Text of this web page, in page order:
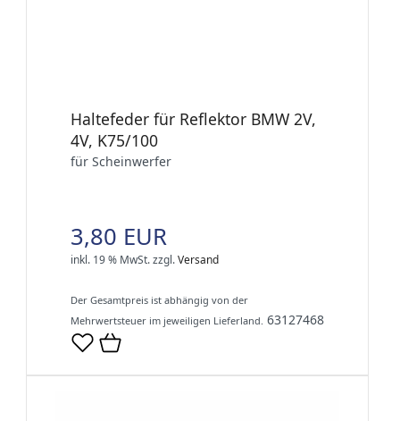
Haltefeder für Reflektor BMW 2V,
4V, K75/100
für Scheinwerfer
3,80 EUR
inkl. 19 % MwSt.zzgl.Versand
Der Gesamtpreis ist abhängig von der
Mehrwertsteuer im jeweiligen Lieferland. 63127468